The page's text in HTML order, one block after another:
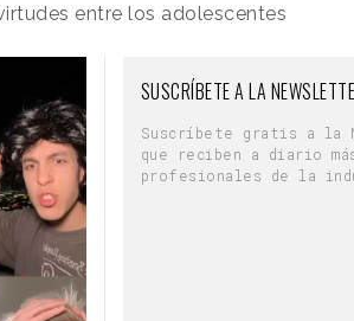
entre los adolescentes
SUSCRÍBETE A LA
Suscríbete gratis a la
que reciben a diario
profesionales de la